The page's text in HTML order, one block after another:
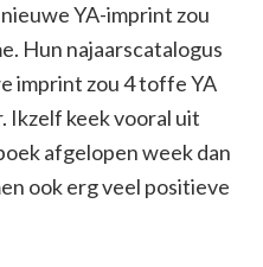
YA-imprint zou
Hun najaarscatalogus
imprint zou 4 toffe YA
Ikzelf keek vooral uit
afgelopen week dan
ook erg veel positieve